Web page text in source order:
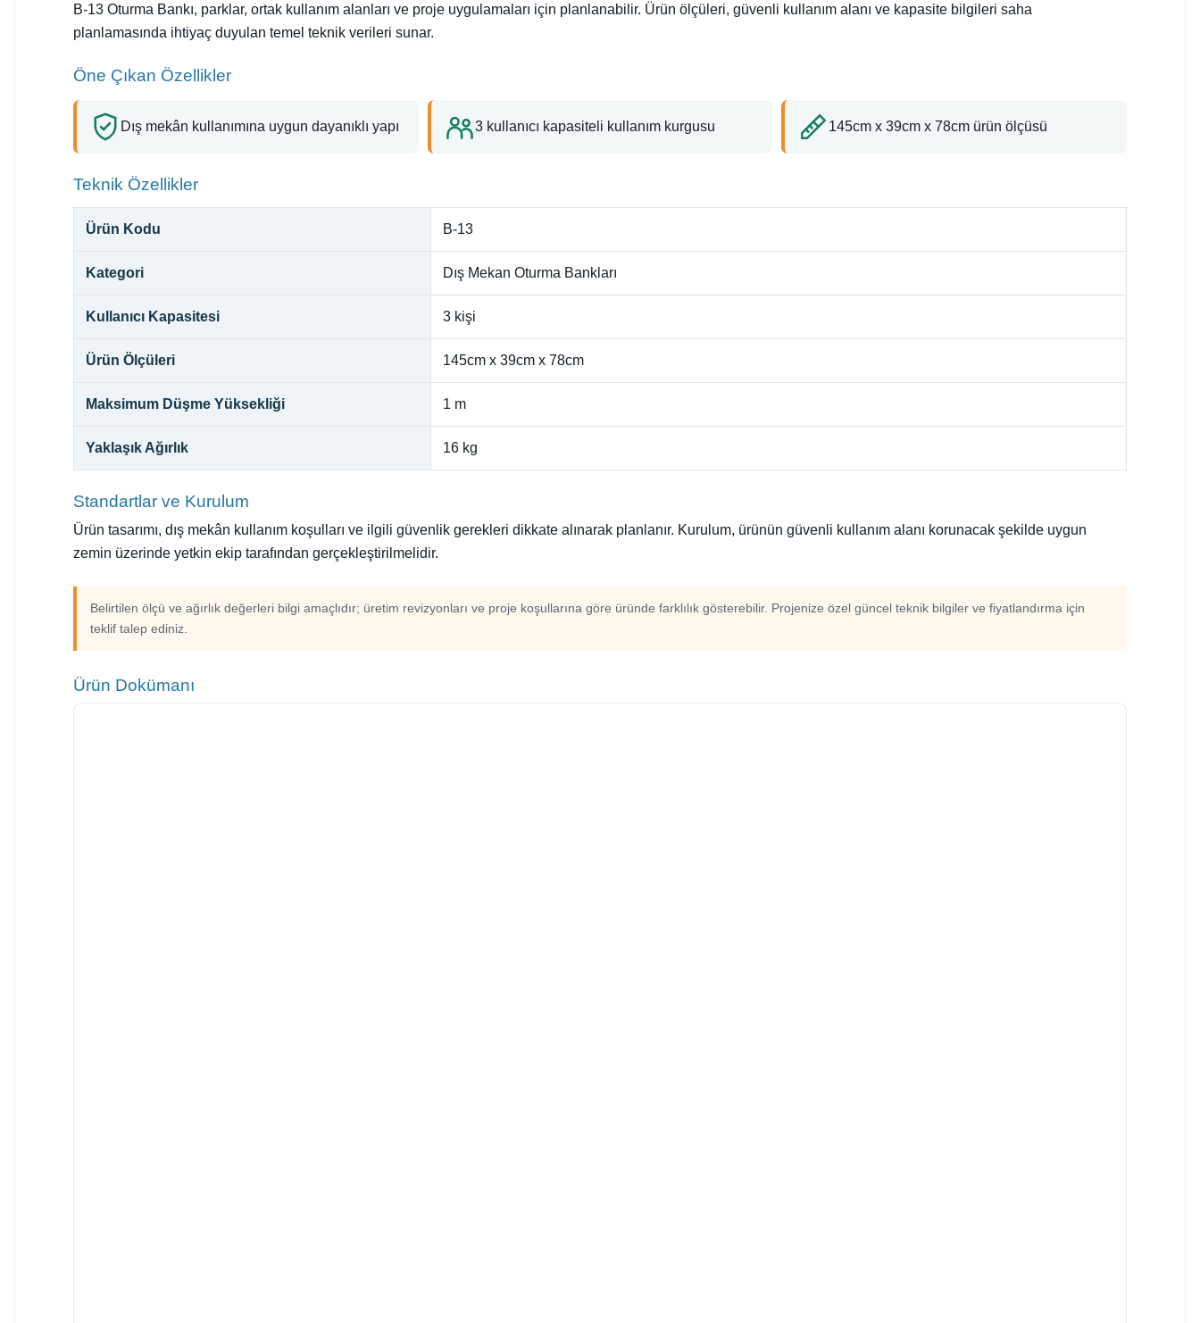
B-13 Oturma Bankı, parklar, ortak kullanım alanları ve proje uygulamaları için planlanabilir. Ürün ölçüleri, güvenli kullanım alanı ve kapasite bilgileri saha
planlamasında ihtiyaç duyulan temel teknik verileri sunar.
Öne Çıkan Özellikler
Dış mekân kullanımına uygun dayanıklı yapı 3 kullanıcı kapasiteli kullanım kurgusu 145cm x 39cm x 78cm ürün ölçüsü
Teknik Özellikler
Ürün Kodu B-13
Kategori Dış Mekan Oturma Bankları
Kullanıcı Kapasitesi 3 kişi
Ürün Ölçüleri 145cm x 39cm x 78cm
Maksimum Düşme Yüksekliği 1 m
Yaklaşık Ağırlık 16 kg
Standartlar ve Kurulum
Ürün tasarımı, dış mekân kullanım koşulları ve ilgili güvenlik gerekleri dikkate alınarak planlanır. Kurulum, ürünün güvenli kullanım alanı korunacak şekilde uygun
zemin üzerinde yetkin ekip tarafından gerçekleştirilmelidir.
Belirtilen ölçü ve ağırlık değerleri bilgi amaçlıdır; üretim revizyonları ve proje koşullarına göre üründe farklılık gösterebilir. Projenize özel güncel teknik bilgiler ve fiyatlandırma için
teklif talep ediniz.
Ürün Dokümanı